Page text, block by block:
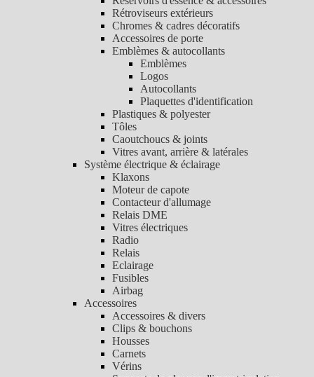
Rétroviseurs extérieurs
Chromes & cadres décoratifs
Accessoires de porte
Emblèmes & autocollants
Emblèmes
Logos
Autocollants
Plaquettes d'identification
Plastiques & polyester
Tôles
Caoutchoucs & joints
Vitres avant, arrière & latérales
Système électrique & éclairage
Klaxons
Moteur de capote
Contacteur d'allumage
Relais DME
Vitres électriques
Radio
Relais
Eclairage
Fusibles
Airbag
Accessoires
Accessoires & divers
Clips & bouchons
Housses
Carnets
Vérins